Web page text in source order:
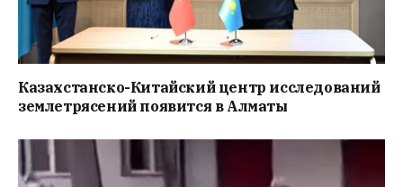
Казахстанско-Китайский центр исследований
землетрясений появится в Алматы